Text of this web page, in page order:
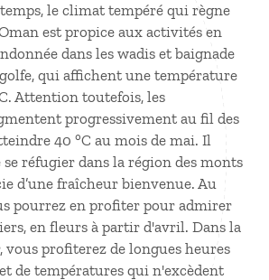
le climat tempéré qui règne
est propice aux activités en
dans les wadis et baignade
qui affichent une température
Attention toutefois, les
progressivement au fil des
40 °C au mois de mai. Il
réfugier dans la région des monts
d’une fraîcheur bienvenue. Au
pourrez en profiter pour admirer
en fleurs à partir d'avril. Dans la
vous profiterez de longues heures
de températures qui n'excèdent